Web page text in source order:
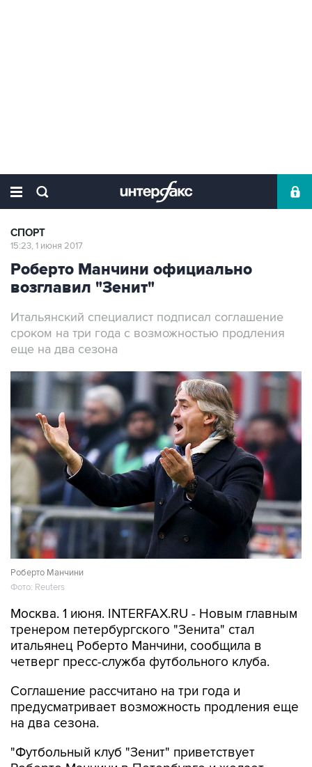
СПОРТ
15:23, 1 июня 2017
Роберто Манчини официально
возглавил "Зенит"
Итальянский специалист подписал соглашение
сроком на три года с возможностью продления
еще на два сезона
Роберто Манчини
Фото: Reuters
Москва. 1 июня. INTERFAX.RU - Новым главным
тренером петербургского "Зенита" стал
итальянец Роберто Манчини, сообщила в
четверг пресс-служба футбольного клуба.
Соглашение рассчитано на три года и
предусматривает возможность продления еще
на два сезона.
"Футбольный клуб "Зенит" приветствует